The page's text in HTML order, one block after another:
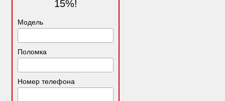
15%!
Модель
Поломка
Номер телефона